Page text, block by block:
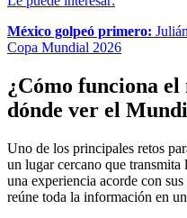
México golpeó primero:
Copa Mundial 2026
¿Cómo funciona
dónde ver el
Uno de los principales retos
un lugar cercano que transmita
una experiencia acorde con
reúne toda la información en